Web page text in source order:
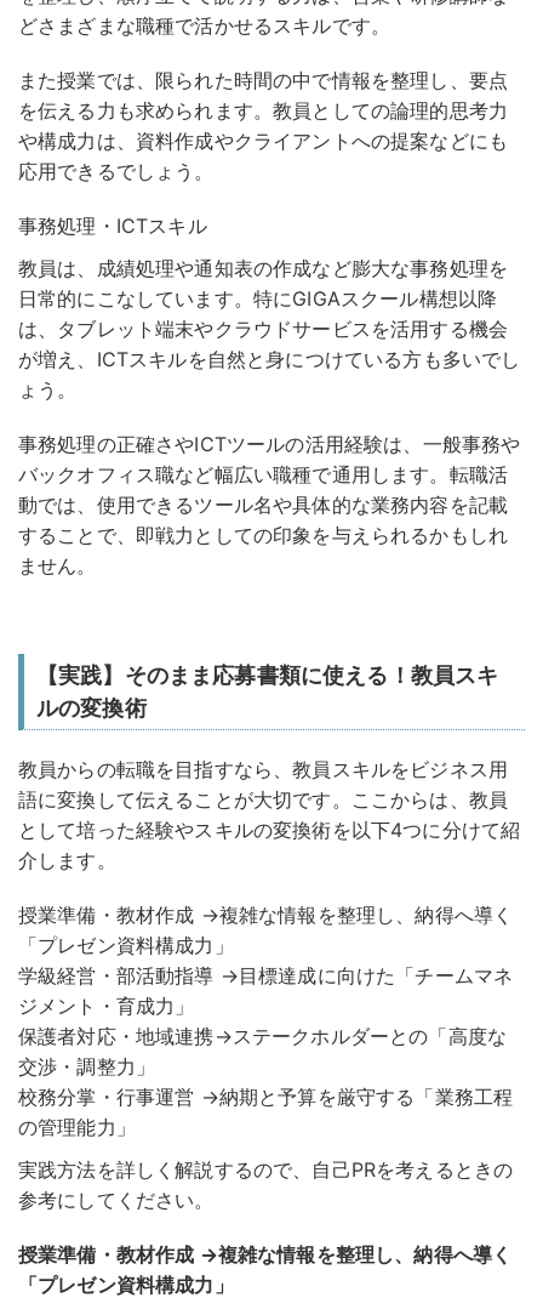
どさまざまな職種で活かせるスキルです。
また授業では、限られた時間の中で情報を整理し、要点
を伝える力も求められます。教員としての論理的思考力
や構成力は、資料作成やクライアントへの提案などにも
応用できるでしょう。
事務処理・ICTスキル
教員は、成績処理や通知表の作成など膨大な事務処理を
日常的にこなしています。特にGIGAスクール構想以降
は、タブレット端末やクラウドサービスを活用する機会
が増え、ICTスキルを自然と身につけている方も多いでし
ょう。
事務処理の正確さやICTツールの活用経験は、一般事務や
バックオフィス職など幅広い職種で通用します。転職活
動では、使用できるツール名や具体的な業務内容を記載
することで、即戦力としての印象を与えられるかもしれ
ません。
【実践】そのまま応募書類に使える！教員スキ
ルの変換術
教員からの転職を目指すなら、教員スキルをビジネス用
語に変換して伝えることが大切です。ここからは、教員
として培った経験やスキルの変換術を以下4つに分けて紹
介します。
授業準備・教材作成 →複雑な情報を整理し、納得へ導く
「プレゼン資料構成力」
学級経営・部活動指導 →目標達成に向けた「チームマネ
ジメント・育成力」
保護者対応・地域連携→ステークホルダーとの「高度な
交渉・調整力」
校務分掌・行事運営 →納期と予算を厳守する「業務工程
の管理能力」
実践方法を詳しく解説するので、自己PRを考えるときの
参考にしてください。
授業準備・教材作成 →複雑な情報を整理し、納得へ導く
「プレゼン資料構成力」